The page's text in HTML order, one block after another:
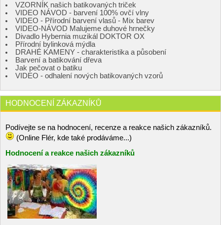
VZORNÍK našich batikovaných triček
VIDEO NÁVOD - barvení 100% ovčí vlny
VIDEO - Přírodní barvení vlasů - Mix barev
VIDEO-NÁVOD Malujeme duhové hrnečky
Divadlo Hybernia muzikál DOKTOR OX
Přírodní bylinková mýdla
DRAHÉ KAMENY - charakteristika a působení
Barvení a batikování dřeva
Jak pečovat o batiku
VIDEO - odhalení nových batikovaných vzorů
HODNOCENÍ ZÁKAZNÍKŮ
Podívejte se na hodnocení, recenze a reakce našich zákazníků.
(Online Flér, kde také prodáváme...)
Hodnocení a reakce našich zákazníků